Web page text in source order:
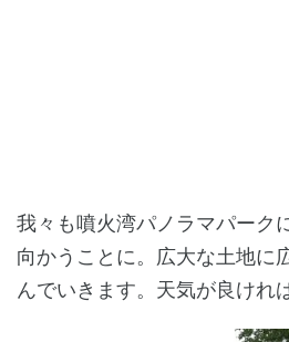
我々も噴火湾パノラマパーク
向かうことに。広大な土地に
んでいきます。天気が良けれ